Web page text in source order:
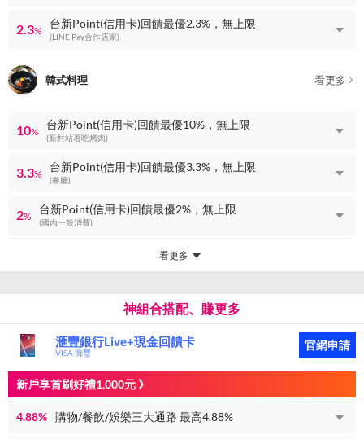
2.3%
台新Point(信用卡)回饋最優2.3%，無上限
(LINE Pay合作店家)
韓式料理 看更多
10%
台新Point(信用卡)回饋最優10%，無上限
(新村站著吃烤肉)
3.3%
台新Point(信用卡)回饋最優3.3%，無上限
(餐廳)
2%
台新Point(信用卡)回饋最優2%，無上限
(國內一般消費)
看更多
神組合搭配、賺更多
滙豐銀行Live+現金回饋卡
VISA 御璽
官網申請
新戶享首刷好禮1,000元 》
4.88% 購物/餐飲/娛樂三大通路 最高4.88%